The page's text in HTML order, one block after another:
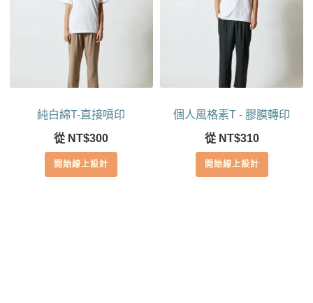
純白綿T-直接噴印
從 NT$300
開始線上設計
個人風格素T - 膠膜轉印
從 NT$310
開始線上設計